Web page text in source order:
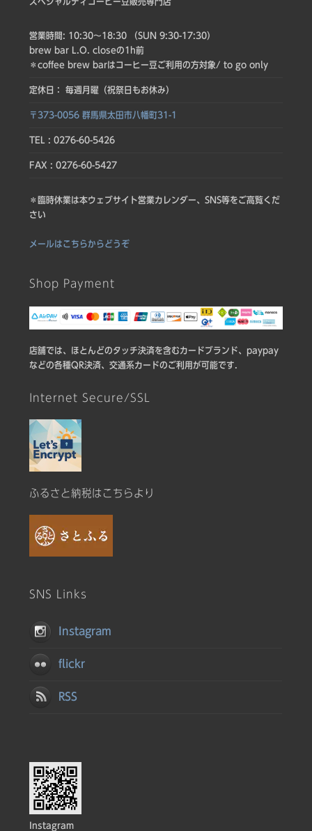
スペシャルティコーヒー豆販売専門店
営業時間: 10:30〜18:30 （SUN 9:30-17:30）
brew bar L.O. closeの1h前
＊coffee brew barはコーヒー豆ご利用の方対象/ to go only
定休日： 毎週月曜（祝祭日もお休み）
〒373-0056 群馬県太田市八幡町31-1
TEL : 0276-60-5426
FAX : 0276-60-5427
＊臨時休業は本ウェブサイト営業カレンダー、SNS等をご高覧くだ
さい
メールはこちらからどうぞ
Shop Payment
店舗では、ほとんどのタッチ決済を含むカードブランド、paypay
などの各種QR決済、交通系カードのご利用が可能です.
Internet Secure/SSL
ふるさと納税はこちらより
SNS Links
Instagram
flickr
RSS
Instagram